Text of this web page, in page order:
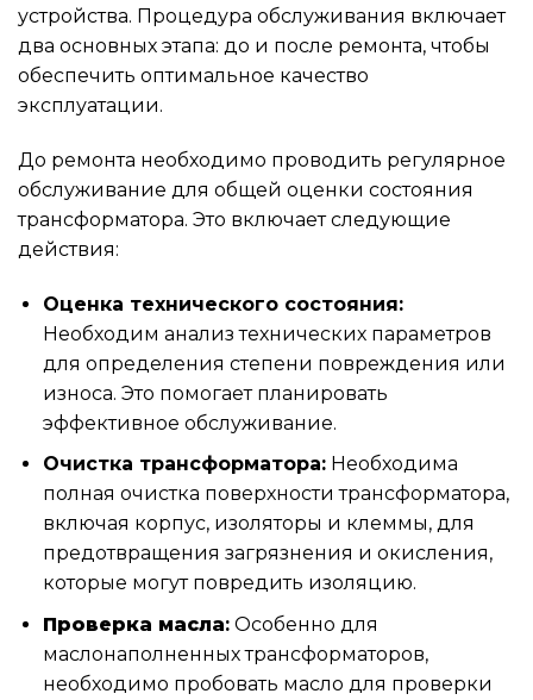
устройства. Процедура обслуживания включает
два основных этапа: до и после ремонта, чтобы
обеспечить оптимальное качество
эксплуатации.
До ремонта необходимо проводить регулярное
обслуживание для общей оценки состояния
трансформатора. Это включает следующие
действия:
Оценка технического состояния:
Необходим анализ технических параметров
для определения степени повреждения или
износа. Это помогает планировать
эффективное обслуживание.
Очистка трансформатора:Необходима
полная очистка поверхности трансформатора,
включая корпус, изоляторы и клеммы, для
предотвращения загрязнения и окисления,
которые могут повредить изоляцию.
Проверка масла:Особенно для
маслонаполненных трансформаторов,
необходимо пробовать масло для проверки